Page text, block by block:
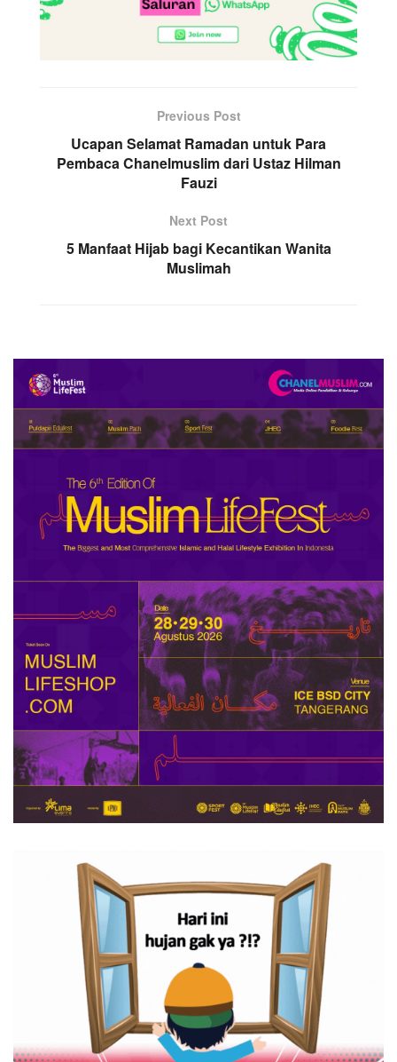
Previous Post
Ucapan Selamat Ramadan untuk Para
Pembaca Chanelmuslim dari Ustaz Hilman
Fauzi
Next Post
5 Manfaat Hijab bagi Kecantikan Wanita
Muslimah